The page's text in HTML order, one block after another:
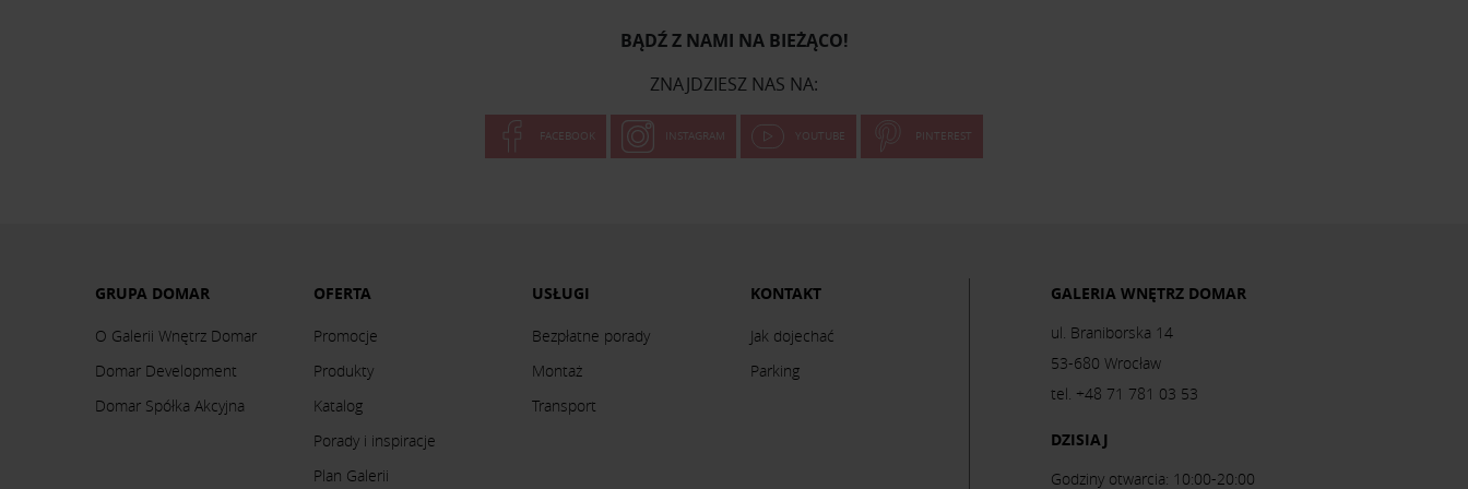
BĄDŹ Z NAMI NA BIEŻĄCO!
ZNAJDZIESZ NAS NA:
FACEBOOK INSTAGRAM YOUTUBE PINTEREST
GRUPA DOMAR
O Galerii Wnętrz Domar
Domar Development
Domar Spółka Akcyjna
OFERTA
Promocje
Produkty
Katalog
Porady i inspiracje
Plan Galerii
USŁUGI
Bezpłatne porady
Montaż
Transport
KONTAKT
Jak dojechać
Parking
GALERIA WNĘTRZ DOMAR
ul. Braniborska 14
53-680 Wrocław
tel. +48 71 781 03 53
DZISIAJ
Godziny otwarcia: 10:00-20:00